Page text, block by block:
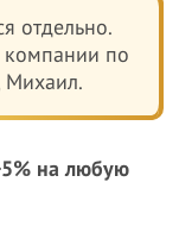
отдельно.
компании по
Михаил.
на любую